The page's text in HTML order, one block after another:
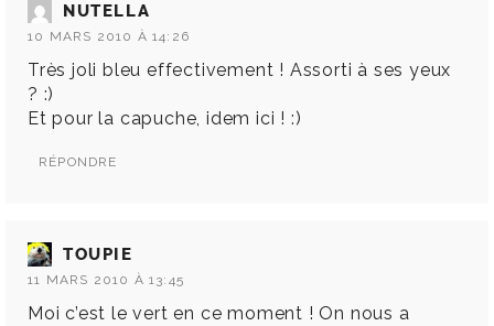
NUTELLA
10 MARS 2010 À 14:26
Très joli bleu effectivement ! Assorti à ses yeux
? :)
Et pour la capuche, idem ici ! :)
RÉPONDRE
TOUPIE
11 MARS 2010 À 13:45
Moi c’est le vert en ce moment ! On nous a